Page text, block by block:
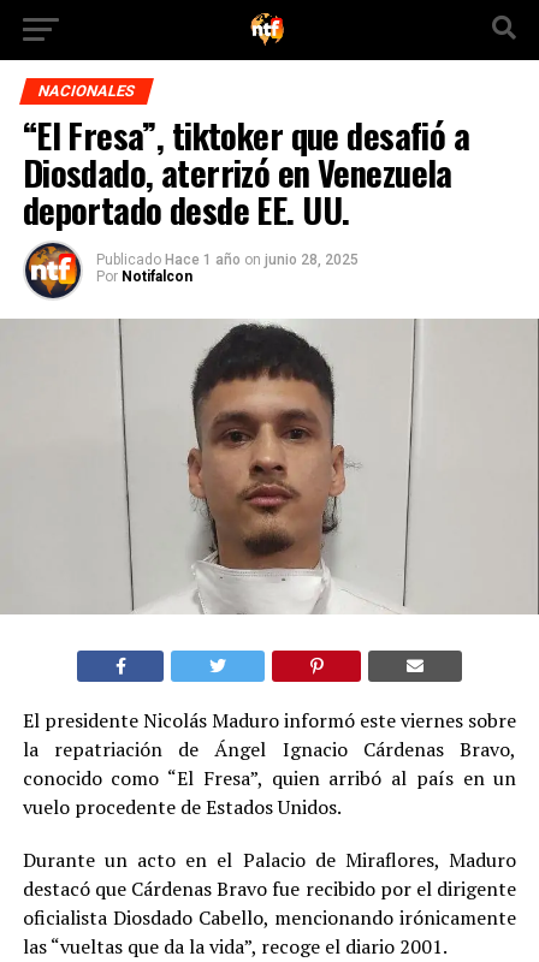
NACIONALES
“El Fresa”, tiktoker que desafió a
Diosdado, aterrizó en Venezuela
deportado desde EE. UU.
Publicado Hace 1 año on junio 28, 2025
Por Notifalcon
El presidente Nicolás Maduro informó este viernes sobre
la repatriación de Ángel Ignacio Cárdenas Bravo,
conocido como “El Fresa”, quien arribó al país en un
vuelo procedente de Estados Unidos.
Durante un acto en el Palacio de Miraflores, Maduro
destacó que Cárdenas Bravo fue recibido por el dirigente
oficialista Diosdado Cabello, mencionando irónicamente
las “vueltas que da la vida”, recoge el diario 2001.